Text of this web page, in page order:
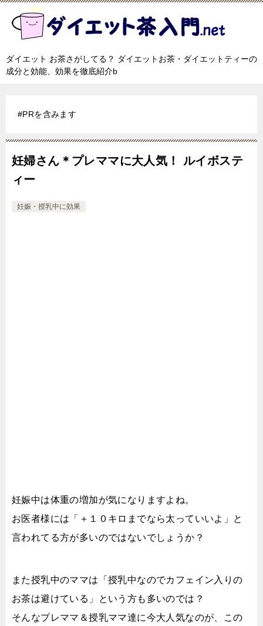
ダイエット お茶さがしてる？ ダイエットお茶・ダイエットティーの
成分と効能、効果を徹底紹介b
#PRを含みます
妊婦さん＊プレママに大人気！ ルイボステ
ィー
妊娠・授乳中に効果
妊娠中は体重の増加が気になりますよね。
お医者様には「＋１０キロまでなら太っていいよ」と
言われてる方が多いのではないでしょうか？
また授乳中のママは 「授乳中なのでカフェイン入りの
お茶は避けている」
という方も多いのでは？
そんなプレママ＆授乳ママ達に今大人気なのが、この